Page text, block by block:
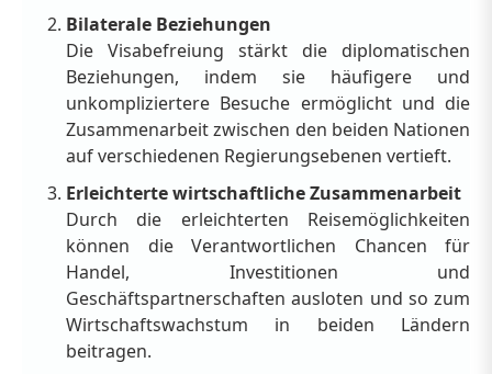
Bilaterale Beziehungen
Die Visabefreiung stärkt die diplomatischen
Beziehungen, indem sie häufigere und
unkompliziertere Besuche ermöglicht und die
Zusammenarbeit zwischen den beiden Nationen
auf verschiedenen Regierungsebenen vertieft.
Erleichterte wirtschaftliche Zusammenarbeit
Durch die erleichterten Reisemöglichkeiten
können die Verantwortlichen Chancen für
Handel, Investitionen und
Geschäftspartnerschaften ausloten und so zum
Wirtschaftswachstum in beiden Ländern
beitragen.